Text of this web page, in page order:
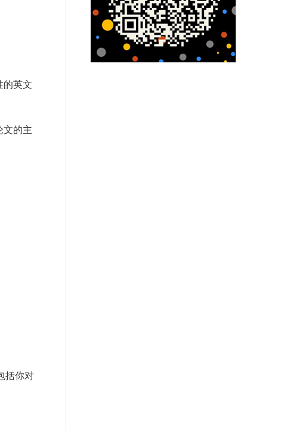
的英文
文的主
括你对